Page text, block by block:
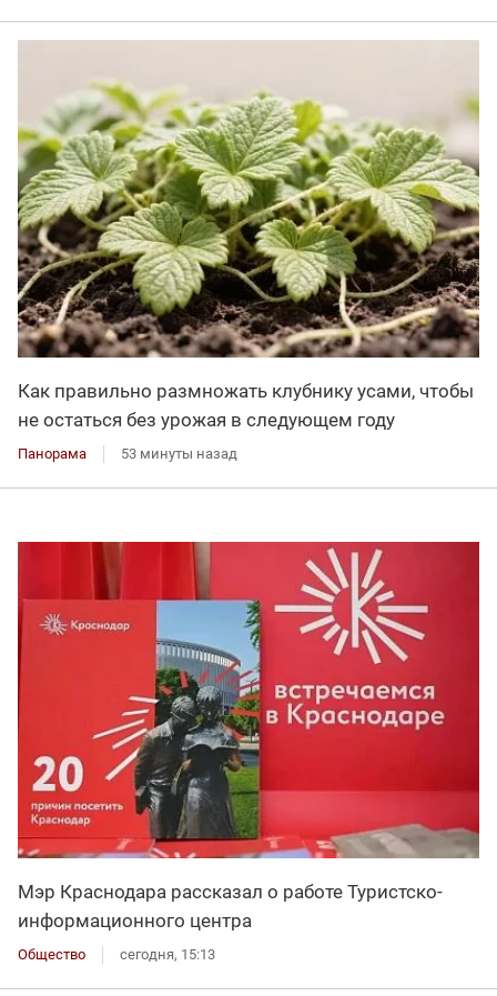
Как правильно размножать клубнику усами, чтобы
не остаться без урожая в следующем году
Панорама 53 минуты назад
Мэр Краснодара рассказал о работе Туристско-
информационного центра
Общество сегодня, 15:13